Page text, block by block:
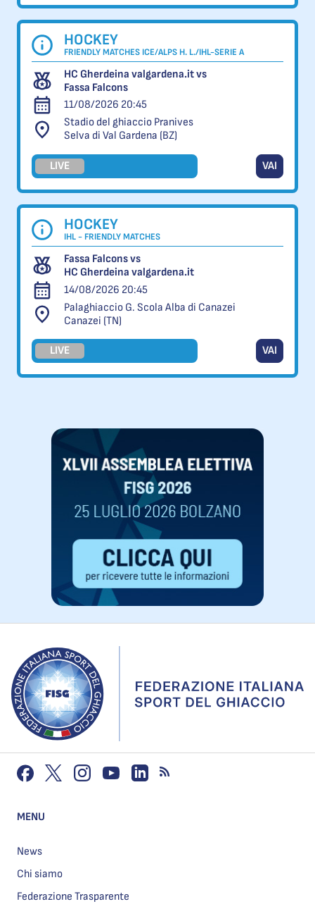
HOCKEY
FRIENDLY MATCHES ICE/ALPS H. L./IHL-SERIE A
HC Gherdeina valgardena.it vs
Fassa Falcons
11/08/2026 20:45
Stadio del ghiaccio Pranives
Selva di Val Gardena (BZ)
LIVE VAI
HOCKEY
IHL - FRIENDLY MATCHES
Fassa Falcons vs
HC Gherdeina valgardena.it
14/08/2026 20:45
Palaghiaccio G. Scola Alba di Canazei
Canazei (TN)
LIVE VAI
MENU
News
Chi siamo
Federazione Trasparente